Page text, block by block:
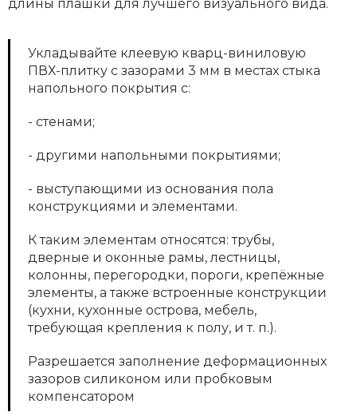
длины плашки для лучшего визуального вида.
Укладывайте клеевую кварц-виниловую
ПВХ-плитку с зазорами 3 мм в местах стыка
напольного покрытия с:
- стенами;
- другими напольными покрытиями;
- выступающими из основания пола
конструкциями и элементами.
К таким элементам относятся: трубы,
дверные и оконные рамы, лестницы,
колонны, перегородки, пороги, крепёжные
элементы, а также встроенные конструкции
(кухни, кухонные острова, мебель,
требующая крепления к полу, и т. п.).
Разрешается заполнение деформационных
зазоров силиконом или пробковым
компенсатором